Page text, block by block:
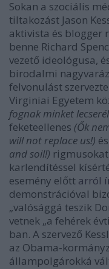
Sokan a szociális
tiltakozást Jason
aktivista és blogger
benne Richard
vezető ideológusa,
birodalmi
felvonulást
Virginiai Egyetem
fognak minket
feketeellenes (Ők
will not replace us!)
and soil!)
karlendítéssel
esemény előtt arról
demonstrációval
„valósággá teszik
vetnek „a fehérek
ban. A szervező
az Obama-
állampolgárokká